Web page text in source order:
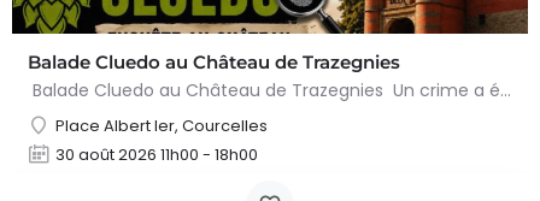
Balade Cluedo au Château de Trazegnies
Balade Cluedo au Château de Trazegnies Un crime a été commis au Château de Trazegnies… À vous de résoudre…
Place Albert Ier, Courcelles
30 août 2026 11h00 - 18h00